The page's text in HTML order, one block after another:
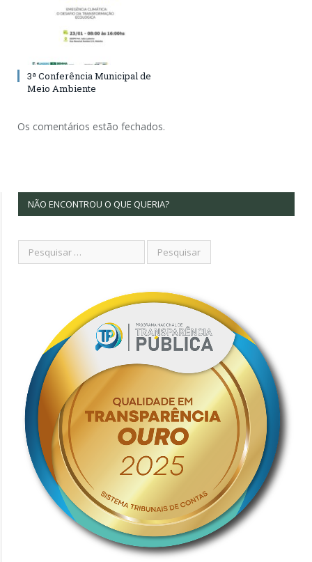
3ª Conferência Municipal de
Meio Ambiente
Os comentários estão fechados.
NÃO ENCONTROU O QUE QUERIA?